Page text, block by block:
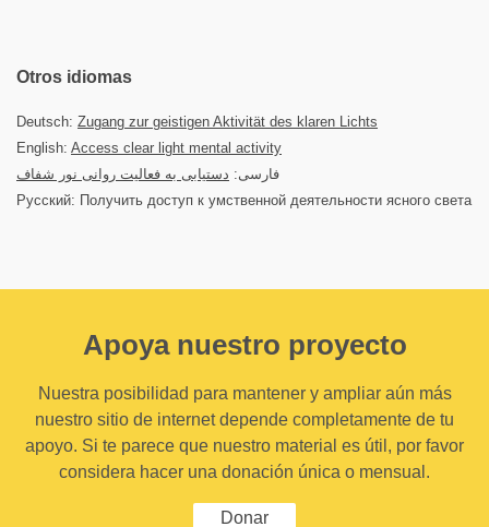
Otros idiomas
Deutsch: Zugang zur geistigen Aktivität des klaren Lichts
English: Access clear light mental activity
فارسی: دستیابی به فعالیت روانی نور شفاف
Русский: Получить доступ к умственной деятельности ясного света
Apoya nuestro proyecto
Nuestra posibilidad para mantener y ampliar aún más
nuestro sitio de internet depende completamente de tu
apoyo. Si te parece que nuestro material es útil, por favor
considera hacer una donación única o mensual.
Donar